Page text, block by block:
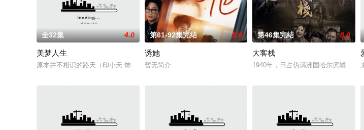
全32集 4.0
美梦人生
原本并不相识的路天（印小天 饰）和林晓莉（刘圆圆 饰），乘坐同一列火车朝着各自心中的梦想前行。路天是
第61-92集完结 5.0
诱她
暂无简介
第46集完结 8.0
大客栈
1940年，日占伪满洲国哈尔滨城。深